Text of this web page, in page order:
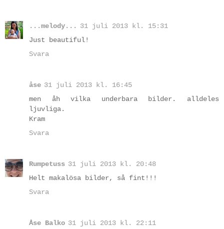
...melody...
31 juli 2013 kl. 15:31
Just beautiful!
Svara
åse 31 juli 2013 kl. 16:45
men åh vilka underbara bilder. alldeles
ljuvliga.
Kram
Svara
Rumpetuss 31 juli 2013 kl. 20:48
Helt makalösa bilder, så fint!!!
Svara
Åse Balko 31 juli 2013 kl. 22:11